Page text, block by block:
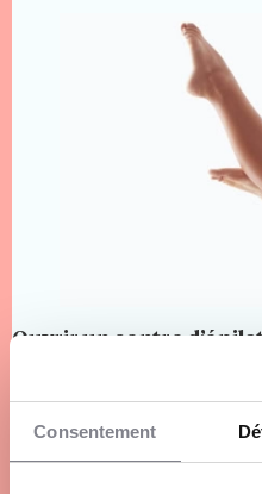
Consentement
Ouvrir un centre
2026 n'a jamais été
décret n° 2024-470 du